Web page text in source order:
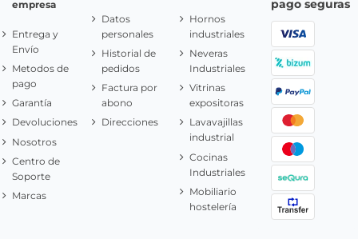
empresa
Entrega y
Envío
Metodos de
pago
Garantía
Devoluciones
Nosotros
Centro de
Soporte
Marcas
Datos
personales
Historial de
pedidos
Factura por
abono
Direcciones
Hornos
industriales
Neveras
Industriales
Vitrinas
expositoras
Lavavajillas
industrial
Cocinas
Industriales
Mobiliario
hostelería
pago seguras